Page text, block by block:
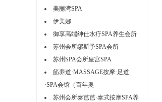
美丽湾SPA
伊美娜
御享高端绅仕水疗SPA养生会所
苏州会所缪斯予SPA会所
苏州SPA会所皇宫SPA
筋养道·MASSAGE按摩·足道
·SPA会馆（百年奥
苏州会所泰芭芭·泰式按摩SPA养